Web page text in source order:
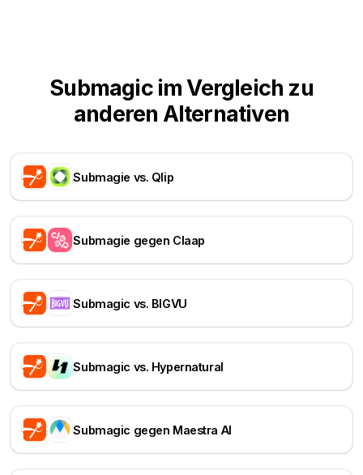
Submagic im Vergleich zu
anderen Alternativen
Submagie vs. Qlip
Submagie gegen Claap
Submagic vs. BIGVU
Submagic vs. Hypernatural
Submagic gegen Maestra AI